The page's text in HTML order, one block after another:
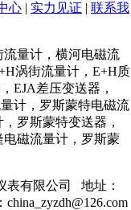
心 | 实力见证 | 联系我
量计，横河电磁流
涡街流量计，E+H质
EJA差压变送器，
计，罗斯蒙特电磁流
罗斯蒙特变送器，
磁流量计，罗斯蒙
表有限公司 地址：